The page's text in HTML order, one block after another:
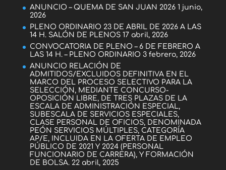
ANUNCIO – QUEMA DE SAN JUAN 2026 1 junio,
2026
PLENO ORDINARIO 23 DE ABRIL DE 2026 A LAS
14 H. SALÓN DE PLENOS 17 abril, 2026
CONVOCATORIA DE PLENO – 6 DE FEBRERO A
LAS 14 H. – PLENO ORDINARIO 3 febrero, 2026
ANUNCIO RELACIÓN DE
ADMITIDOS/EXCLUIDOS DEFINITIVA EN EL
MARCO DEL PROCESO SELECTIVO PARA LA
SELECCIÓN, MEDIANTE CONCURSO-
OPOSICIÓN LIBRE, DE TRES PLAZAS DE LA
ESCALA DE ADMINISTRACIÓN ESPECIAL,
SUBESCALA DE SERVICIOS ESPECIALES,
CLASE PERSONAL DE OFICIOS, DENOMINADA
PEÓN SERVICIOS MÚLTIPLES, CATEGORÍA
AP/E, INCLUIDA EN LA OFERTA DE EMPLEO
PÚBLICO DE 2021 Y 2024 (PERSONAL
FUNCIONARIO DE CARRERA), Y FORMACIÓN
DE BOLSA. 22 abril, 2025